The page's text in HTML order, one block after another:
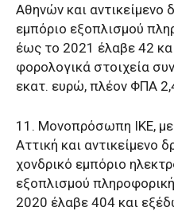
Αθηνών και αντικείμενο
εμπόριο εξοπλισμού
έως το 2021 έλαβε 42
φορολογικά στοιχεία
εκατ. ευρώ, πλέον ΦΠΑ
11. Μονοπρόσωπη ΙΚΕ,
Αττική και αντικείμενο
χονδρικό εμπόριο
εξοπλισμού
2020 έλαβε 404 και